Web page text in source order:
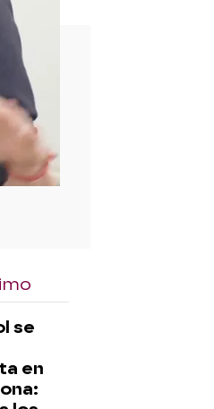
se
en